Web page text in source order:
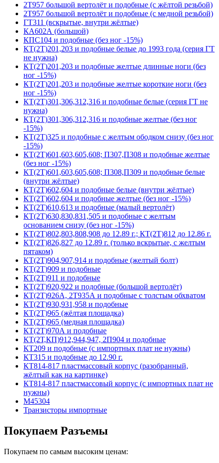
2Т957 большой вертолёт и подобные (с жёлтой резьбой)
2Т957 большой вертолёт и подобные (с медной резьбой)
ГТ311 (вскрытые, внутри жёлтые)
КА602А (большой)
КПС104 и подобные (без ног -15%)
КТ(2Т)201,203 и подобные белые до 1993 года (серия ГТ
не нужна)
КТ(2Т)201,203 и подобные желтые длинные ноги (без
ног -15%)
КТ(2Т)201,203 и подобные желтые короткие ноги (без
ног -15%)
КТ(2Т)301,306,312,316 и подобные белые (серия ГТ не
нужна)
КТ(2Т)301,306,312,316 и подобные желтые (без ног
-15%)
КТ(2Т)325 и подобные с желтым ободком снизу (без ног
-15%)
КТ(2Т)601,603,605,608; П307,П308 и подобные желтые
(без ног -15%)
КТ(2Т)601,603,605,608; П308,П309 и подобные белые
(внутри жёлтые)
КТ(2Т)602,604 и подобные белые (внутри жёлтые)
КТ(2Т)602,604 и подобные желтые (без ног -15%)
КТ(2Т)610,613 и подобные (малый вертолёт)
КТ(2Т)630,830,831,505 и подобные с желтым
основанием снизу (без ног -15%)
КТ(2Т)802,803,808,908 до 12.89 г.; КТ(2Т)812 до 12.86 г.
КТ(2Т)826,827 до 12.89 г. (только вскрытые, с желтым
пятаком)
КТ(2Т)904,907,914 и подобные (желтый болт)
КТ(2Т)909 и подобные
КТ(2Т)911 и подобные
КТ(2Т)920,922 и подобные (большой вертолёт)
КТ(2Т)926А, 2Т935А и подобные с толстым обхватом
КТ(2Т)930,931,958 и подобные
КТ(2Т)965 (жёлтая площадка)
КТ(2Т)965 (медная площадка)
КТ(2Т)970А и подобные
КТ(2Т,КП)912,944,947, 2П904 и подобные
КТ209 и подобные (с импортных плат не нужны)
КТ315 и подобные до 12.90 г.
КТ814-817 пластмассовый корпус (разобранный,
жёлтый как на картинке)
КТ814-817 пластмассовый корпус (с импортных плат не
нужны)
М45304
Транзисторы импортные
Покупаем Разъемы
Покупаем по самым высоким ценам: